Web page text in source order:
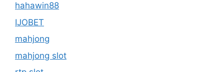
hahawin88
IJOBET
mahjong
mahjong slot